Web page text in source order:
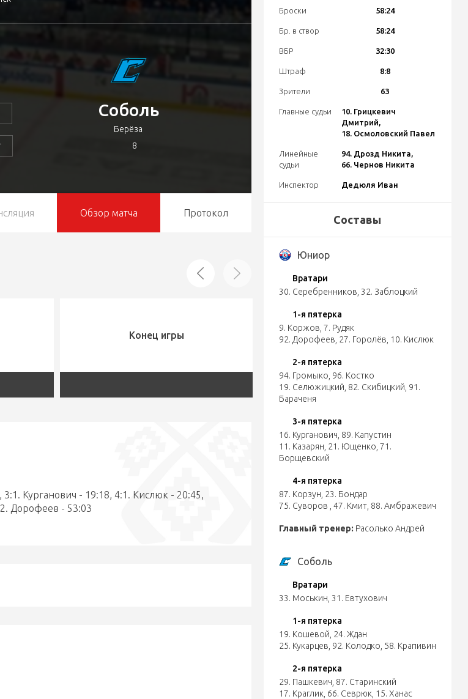
Соболь
Берёза
8
Обзор матча Протокол
Конец игры
Курганович - 19:18, 4:1. Кислюк - 20:45,
Дорофеев - 53:03
Броски 58:24
Бр. в створ 58:24
ВБР 32:30
Штраф 8:8
Зрители 63
Главные судьи
10. Грицкевич
Дмитрий,
18. Осмоловский Павел
Линейные
судьи
94. Дрозд Никита,
66. Чернов Никита
Инспектор Дедюля Иван
Составы
Юниор
Вратари
30. Серебренников 32. Заблоцкий
1-я пятерка
9. Коржов 7. Рудяк
92. Дорофеев 27. Горолёв 10. Кислюк
2-я пятерка
94. Громыко 96. Костко
19. Селюжицкий 82. Скибицкий 91.
Бараченя
3-я пятерка
16. Курганович 89. Капустин
11. Казарян 21. Ющенко 71.
Борщевский
4-я пятерка
87. Корзун 23. Бондар
75. Суворов
47. Кмит, 88. Амбражевич
Главный тренер: Расолько Андрей
Соболь
Вратари
33. Моськин 31. Евтухович
1-я пятерка
19. Кошевой 24. Ждан
25. Кукарцев 92. Колодко 58. Крапивин
2-я пятерка
29. Пашкевич 87. Старинский
17. Краглик 66. Севрюк 15. Ханас